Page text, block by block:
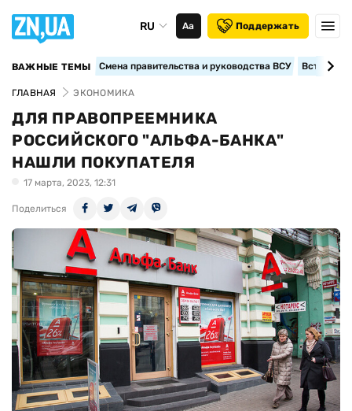
RU Аа Поддержать
ВАЖНЫЕ ТЕМЫ Смена правительства и руководства ВСУ
ГЛАВНАЯ ЭКОНОМИКА
ДЛЯ ПРАВОПРЕЕМНИКА
РОССИЙСКОГО "АЛЬФА-БАНКА"
НАШЛИ ПОКУПАТЕЛЯ
17 марта, 2023, 12:31
Поделиться